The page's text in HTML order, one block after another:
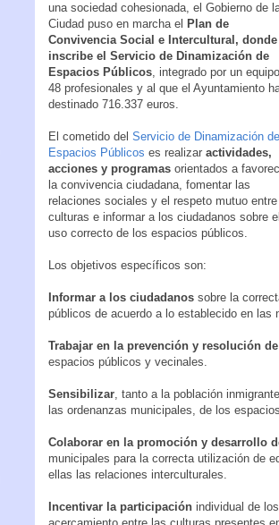
una sociedad cohesionada, el Gobierno de
Ciudad puso en marcha el Plan de
Convivencia Social e Intercultural, donde
inscribe el Servicio de Dinamización de
Espacios Públicos, integrado por un
48 profesionales y al que el Ayuntamiento
destinado 716.337 euros.
El cometido del Servicio de Dinamización de
Espacios Públicos es realizar actividades,
acciones y programas orientados a
la convivencia ciudadana, fomentar las
relaciones sociales y el respeto mutuo entre
culturas e informar a los ciudadanos sobre el
uso correcto de los espacios públicos.
Los objetivos específicos son:
Informar a los ciudadanos sobre la
públicos de acuerdo a lo establecido en las
Trabajar en la prevención y resolución
espacios públicos y vecinales.
Sensibilizar, tanto a la población
las ordenanzas municipales, de los
Colaborar en la promoción y desarrollo
municipales para la correcta utilización de
ellas las relaciones interculturales.
Incentivar la participación individual de